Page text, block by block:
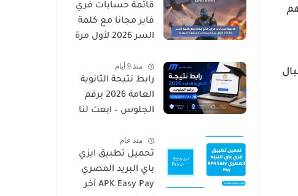
قائمة حسابات فري
فاير مجانا مع كلمة
السر 2026 لأول مرة
شغالة
منذ 9 أيام
رابط نتيجة الثانوية
العامة 2026 برقم
الجلوس – ابعت لنا
منذ عام
تحميل تطبيق ايزي
باي البريد المصري
APK Easy Pay آخر